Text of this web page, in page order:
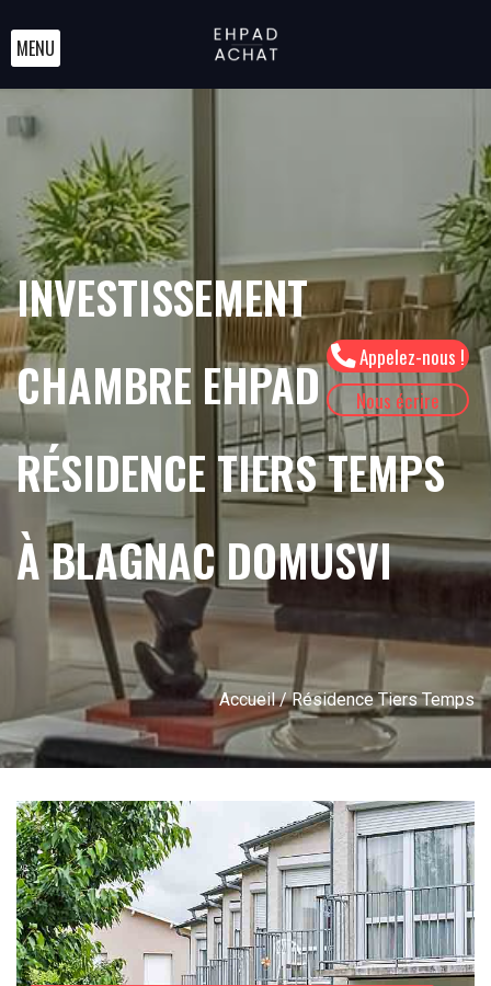
Appelez-nous !
Nous écrire
MENU
INVESTISSEMENT
CHAMBRE EHPAD
RÉSIDENCE TIERS TEMPS
À BLAGNAC DOMUSVI
Accueil/ Résidence Tiers Temps